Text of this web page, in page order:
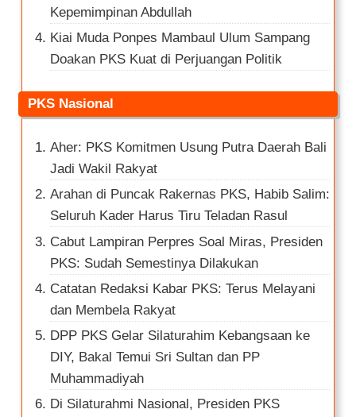
Kepemimpinan Abdullah
Kiai Muda Ponpes Mambaul Ulum Sampang
Doakan PKS Kuat di Perjuangan Politik
PKS Nasional
Aher: PKS Komitmen Usung Putra Daerah Bali
Jadi Wakil Rakyat
Arahan di Puncak Rakernas PKS, Habib Salim:
Seluruh Kader Harus Tiru Teladan Rasul
Cabut Lampiran Perpres Soal Miras, Presiden
PKS: Sudah Semestinya Dilakukan
Catatan Redaksi Kabar PKS: Terus Melayani
dan Membela Rakyat
DPP PKS Gelar Silaturahim Kebangsaan ke
DIY, Bakal Temui Sri Sultan dan PP
Muhammadiyah
Di Silaturahmi Nasional, Presiden PKS